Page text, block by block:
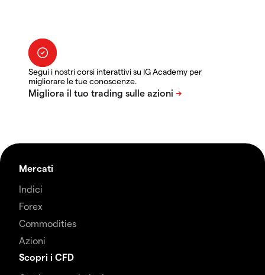
Segui i nostri corsi interattivi su IG Academy per
migliorare le tue conoscenze.
Mercati
Indici
Forex
Commodities
Azioni
Scopri i CFD